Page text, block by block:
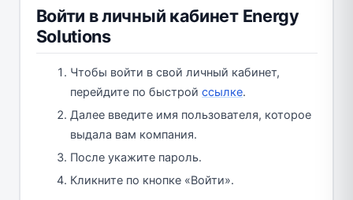
Войти в личный кабинет Energy
Solutions
Чтобы войти в свой личный кабинет,
перейдите по быстрой ссылке.
Далее введите имя пользователя, которое
выдала вам компания.
После укажите пароль.
Кликните по кнопке «Войти».